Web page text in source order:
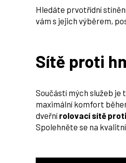
Hledáte prvotřídní
vám s jejich výběrem,
Sítě proti
Součástí mých služeb je
maximální komfort
dveřní rolovací sítě
Spolehněte se na